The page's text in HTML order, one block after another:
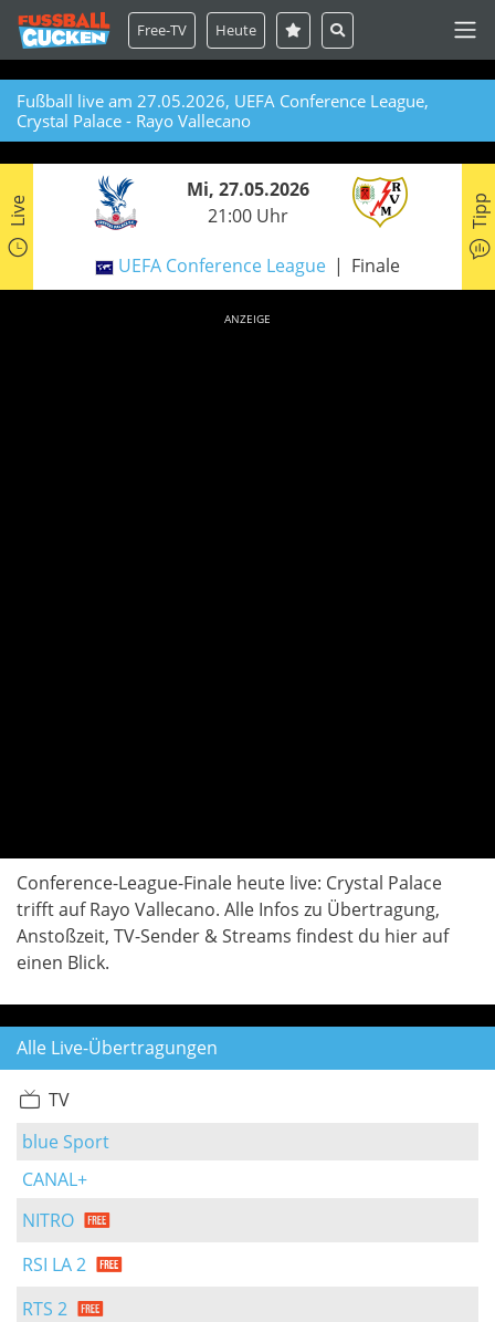
Free-TV Heute
Fußball live am 27.05.2026, UEFA Conference League,
Crystal Palace - Rayo Vallecano
Live
Mi, 27.05.2026
21:00 Uhr
UEFA Conference League Finale
Tipp
Conference-League-Finale heute live: Crystal Palace
trifft auf Rayo Vallecano. Alle Infos zu Übertragung,
Anstoßzeit, TV-Sender & Streams findest du hier auf
einen Blick.
ANZEIGE
Alle Live-Übertragungen
TV
blue Sport
CANAL+
NITRO
RSI LA 2
RTS 2